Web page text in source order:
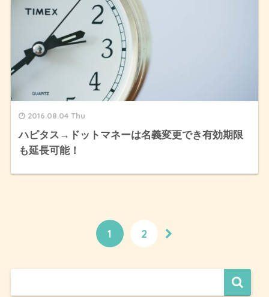
2016.08.04 Thu
ハピタス→ドットマネーは名義変更でき有効期限
も延長可能！
1 2